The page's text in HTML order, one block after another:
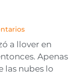
a llover en
Apenas
las nubes lo